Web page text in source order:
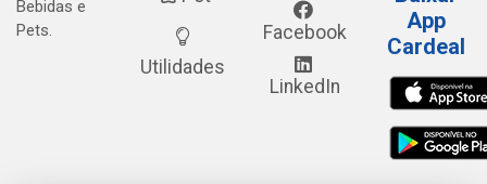
Bebidas e
Pets.
Utilidades
Facebook
LinkedIn
App
Cardeal